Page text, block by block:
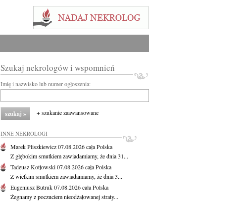
Szukaj nekrologów i wspomnień
Imię i nazwisko lub numer ogłoszenia:
+ szukanie zaawansowane
INNE NEKROLOGI
Marek Pliszkiewicz07.08.2026cała Polska
Z głębokim smutkiem zawiadamiamy, że dnia 31...
Tadeusz Kotłowski07.08.2026cała Polska
Z wielkim smutkiem zawiadamiamy, że dnia 3...
Eugeniusz Butruk07.08.2026cała Polska
Żegnamy z poczuciem nieodżałowanej straty...